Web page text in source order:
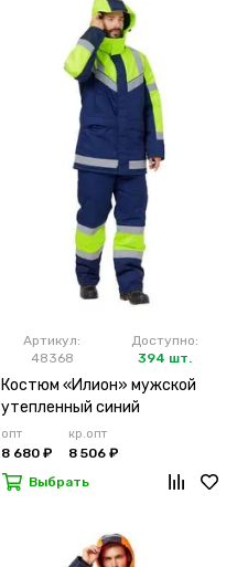
Артикул:
48368
Доступно:
394 шт.
Костюм «Илион» мужской
утепленный синий
опт
8 680 ₽
кр.опт
8 506 ₽
Выбрать